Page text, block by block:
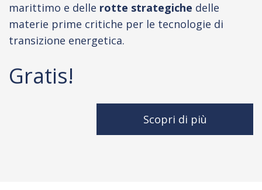
marittimo e delle rotte strategiche delle
materie prime critiche per le tecnologie di
transizione energetica.
Gratis!
Scopri di più